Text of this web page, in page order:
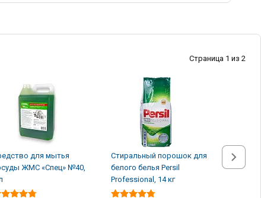
Страница 1 из 2
для мытья
ЖМС «Спец» №40,
Стиральный порошок для
белого белья Persil
Professional, 14 кг
белого